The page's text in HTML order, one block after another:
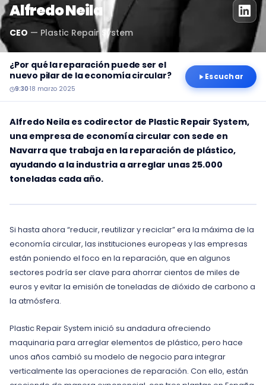
Alfredo Neila
CEO — Plastic Repair System
¿Por qué la reparación puede ser el
nuevo pilar de la economía circular?
9:30·18 marzo 2025
Escuchar
Alfredo Neila es codirector de Plastic Repair System,
una empresa de economía circular con sede en
Navarra que trabaja en la reparación de plástico,
ayudando a la industria a arreglar unas 25.000
toneladas cada año.
Si hasta ahora “reducir, reutilizar y reciclar” era la máxima de la
economía circular, las instituciones europeas y las empresas
están poniendo el foco en la reparación, que en algunos
sectores podría ser clave para ahorrar cientos de miles de
euros y evitar la emisión de toneladas de dióxido de carbono a
la atmósfera.
Plastic Repair System inició su andadura ofreciendo
maquinaria para arreglar elementos de plástico, pero hace
unos años cambió su modelo de negocio para integrar
verticalmente las operaciones de reparación. Con ello, están